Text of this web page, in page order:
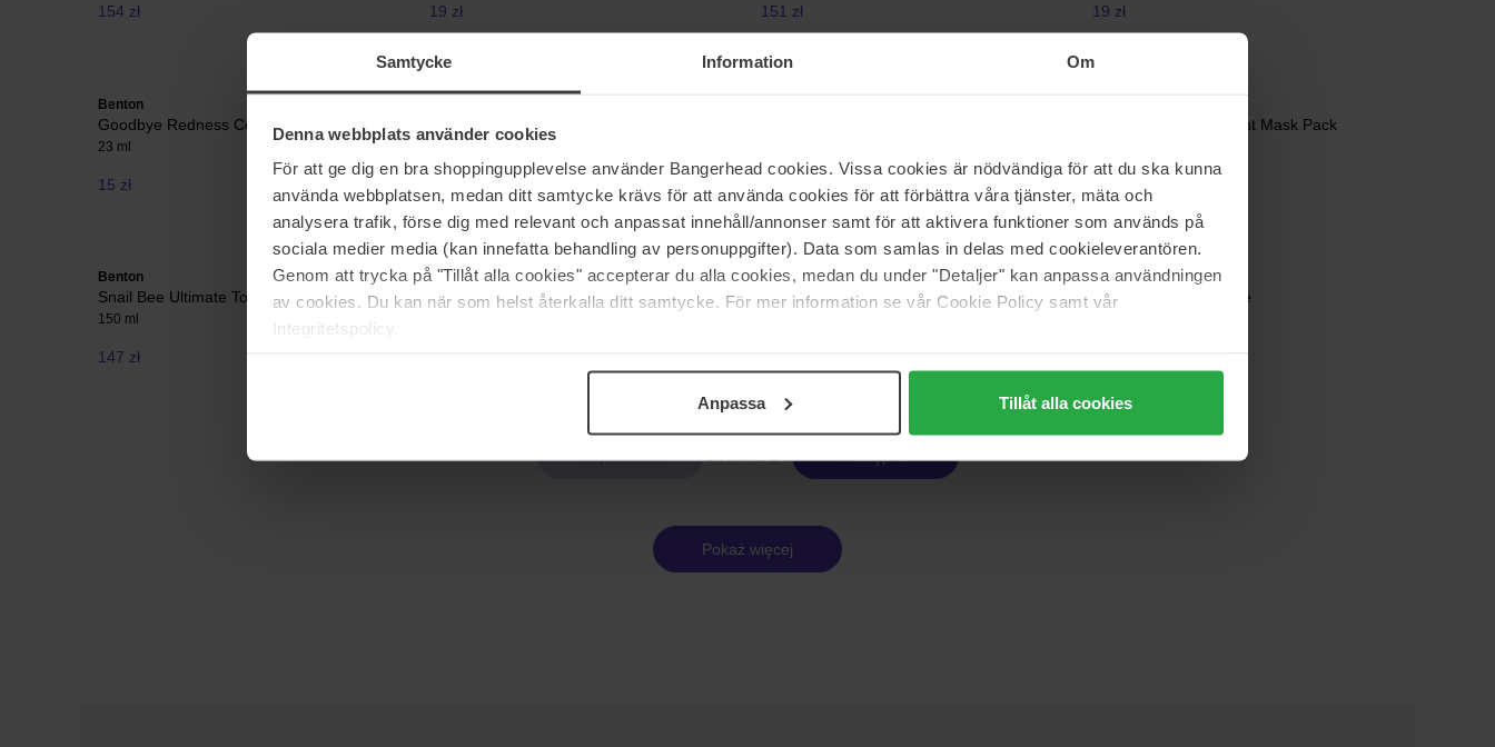
Samtycke Information Om
Denna webbplats använder cookies
För att ge dig en bra shoppingupplevelse använder Bangerhead cookies. Vissa cookies är nödvändiga för att du ska kunna
använda webbplatsen, medan ditt samtycke krävs för att använda cookies för att förbättra våra tjänster, mäta och
analysera trafik, förse dig med relevant och anpassat innehåll/annonser samt för att aktivera funktioner som används på
sociala medier media (kan innefatta behandling av personuppgifter). Data som samlas in delas med cookieleverantören.
Genom att trycka på "Tillåt alla cookies" accepterar du alla cookies, medan du under "Detaljer" kan anpassa användningen
av cookies. Du kan när som helst återkalla ditt samtycke. För mer information se vår Cookie Policy samt vår
Integritetspolicy.
Anpassa Tillåt alla cookies
154 zł 19 zł 151 zł 19 zł
Benton
Goodbye Redness Centella Mask
23 ml
15 zł
PHA Peeling Gel
Brak w magazynie
Snail Bee High Content Mask Pack
Benton
Snail Bee Ultimate Toner
150 ml
147 zł
Benton
Aloe BHA Skin Toner
Benton
Aloe Propolis Soothing Gel
Benton
Fermentation Essence
Następna
Pokaż więcej